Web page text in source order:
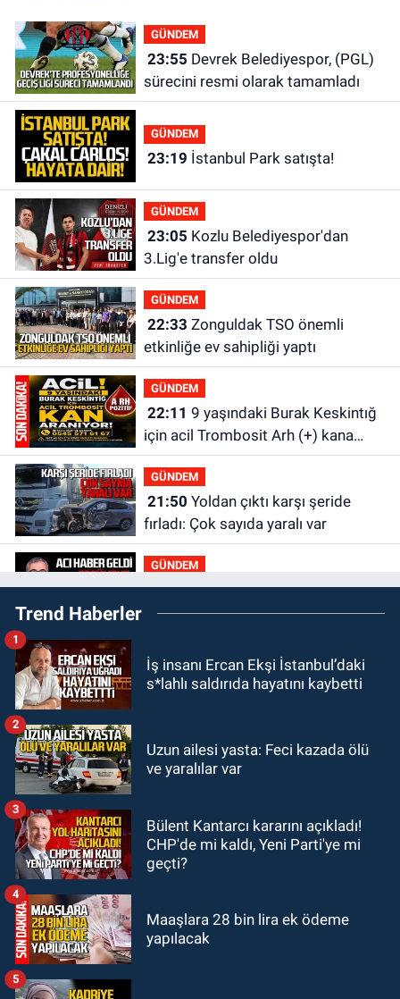
GÜNDEM
23:55
sürecini resmi olarak tamamladı
GÜNDEM
23:19 İstanbul Park satışta!
GÜNDEM
23:05
3.Lig'e transfer oldu
GÜNDEM
22:33
etkinliğe ev sahipliği yaptı
GÜNDEM
22:11
için acil Trombosit Arh (+) kana
ihtiyaç var
GÜNDEM
21:50
fırladı: Çok sayıda yaralı var
GÜNDEM
21:38Ercüment Ünal'dan acık
haber geldi: Ameliyata dayanamadı
21:12
20:56Otomobilin çarptığı yaşlı
GÜNDEM
20:46Zonguldak-Düzce yolunda
feci kaza: Çok sayıda yaralı var
Trend Haberler
İş insanı Ercan Ekşi İstanbul’daki
s*lahlı saldırıda hayatını kaybetti
1
Uzun ailesi yasta: Feci kazada ölü
ve yaralılar var
2
Bülent Kantarcı kararını açıkladı!
CHP'de mi kaldı, Yeni Parti'ye mi
geçti?
3
Maaşlara 28 bin lira ek ödeme
yapılacak
4
5